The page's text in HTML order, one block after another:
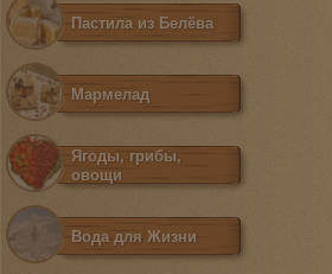
Пастила из Белёва
Мармелад
Ягоды, грибы,
овощи
Вода для Жизни